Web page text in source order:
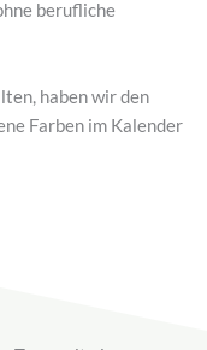
berufliche
haben wir den
Farben im Kalender